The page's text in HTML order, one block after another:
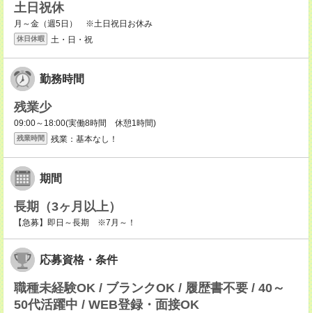
土日祝休
月～金（週5日） ※土日祝日お休み
休日休暇 土・日・祝
勤務時間
残業少
09:00～18:00(実働8時間 休憩1時間)
残業時間 残業：基本なし！
期間
長期（3ヶ月以上）
【急募】即日～長期 ※7月～！
応募資格・条件
職種未経験OK / ブランクOK / 履歴書不要 / 40～
50代活躍中 / WEB登録・面接OK